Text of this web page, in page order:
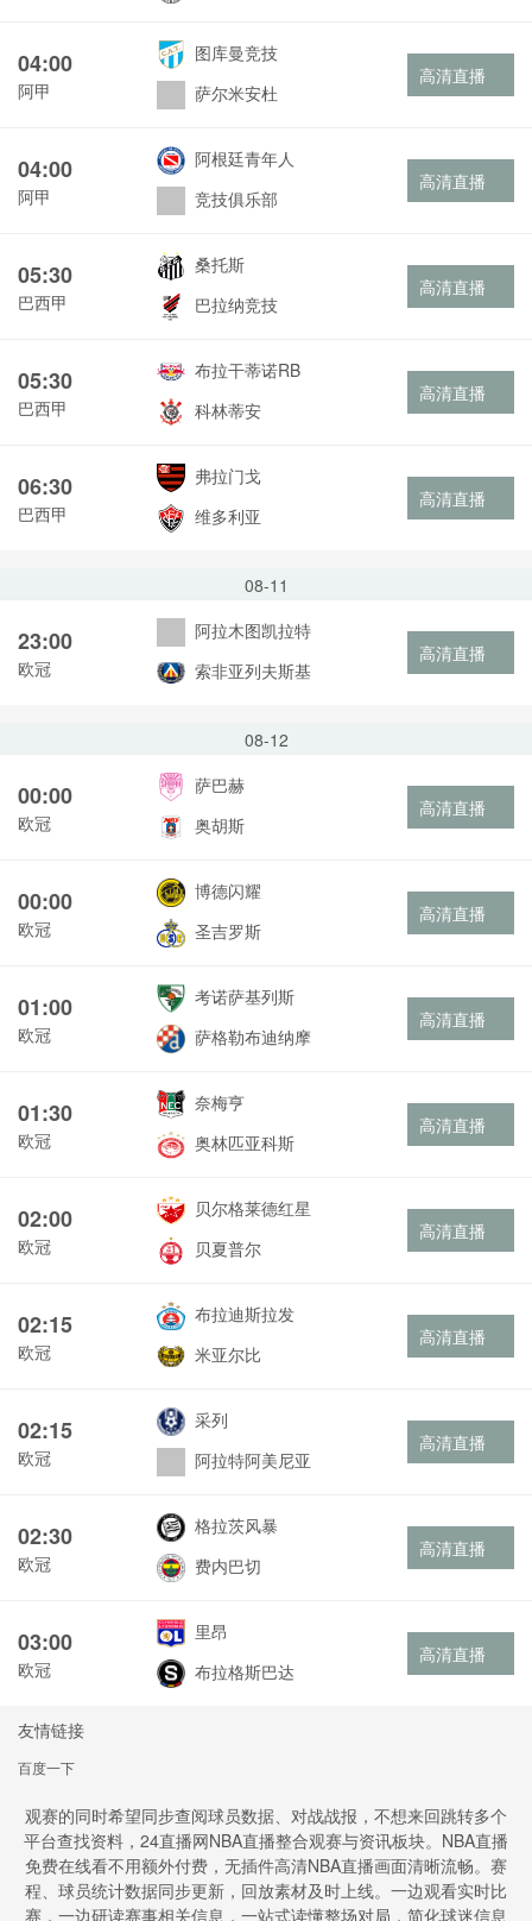
04:00
阿甲
图库曼竞技
萨尔米安杜
高清直播
04:00
阿甲
阿根廷青年人
竞技俱乐部
高清直播
05:30
巴西甲
桑托斯
巴拉纳竞技
高清直播
05:30
巴西甲
布拉干蒂诺RB
科林蒂安
高清直播
06:30
巴西甲
弗拉门戈
维多利亚
高清直播
08-11
23:00
欧冠
阿拉木图凯拉特
索非亚列夫斯基
高清直播
08-12
00:00
欧冠
萨巴赫
奥胡斯
高清直播
00:00
欧冠
博德闪耀
圣吉罗斯
高清直播
01:00
欧冠
考诺萨基列斯
萨格勒布迪纳摩
高清直播
01:30
欧冠
奈梅亨
奥林匹亚科斯
高清直播
02:00
欧冠
贝尔格莱德红星
贝夏普尔
高清直播
02:15
欧冠
布拉迪斯拉发
米亚尔比
高清直播
02:15
欧冠
采列
阿拉特阿美尼亚
高清直播
02:30
欧冠
格拉茨风暴
费内巴切
高清直播
03:00
欧冠
里昂
布拉格斯巴达
高清直播
友情链接
百度一下
观赛的同时希望同步查阅球员数据、对战战报，不想来回跳转多个
平台查找资料，24直播网NBA直播整合观赛与资讯板块。NBA直播
免费在线看不用额外付费，无插件高清NBA直播画面清晰流畅。赛
程、球员统计数据同步更新，回放素材及时上线。一边观看实时比
赛，一边研读赛事相关信息，一站式读懂整场对局，简化球迷信息